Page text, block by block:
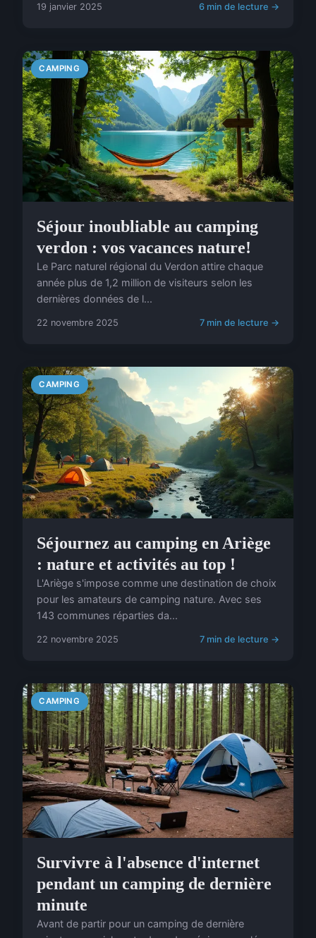
19 janvier 2025 6 min de lecture →
CAMPING
Séjour inoubliable au camping
verdon : vos vacances nature!
Le Parc naturel régional du Verdon attire chaque
année plus de 1,2 million de visiteurs selon les
dernières données de l...
22 novembre 2025 7 min de lecture →
CAMPING
Séjournez au camping en Ariège
: nature et activités au top !
L'Ariège s'impose comme une destination de choix
pour les amateurs de camping nature. Avec ses
143 communes réparties da...
22 novembre 2025 7 min de lecture →
CAMPING
Survivre à l'absence d'internet
pendant un camping de dernière
minute
Avant de partir pour un camping de dernière